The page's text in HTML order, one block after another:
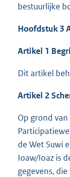
bestuurlijke
Hoofdstuk 3
Artikel 1
Dit artikel
Artikel 2
Op grond
de Wet Suwi
Ioaw/Ioaz is
gegevens,